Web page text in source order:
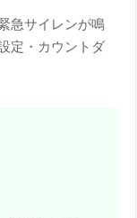
急サイレンが鳴
定・カウントダ